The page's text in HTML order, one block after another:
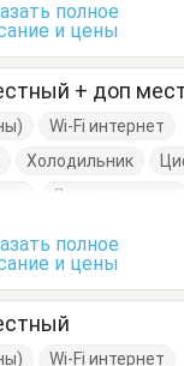
полное
и цены
+ доп
Wi-Fi интернет
Холодильник
Диван-кровать
полное
и цены
Wi-Fi интернет